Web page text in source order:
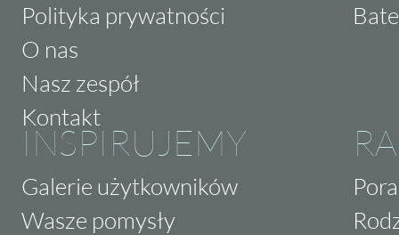
Polityka prywatności
O nas
Nasz zespół
Kontakt
INSPIRUJEMY
Galerie użytkowników
Wasze pomysły